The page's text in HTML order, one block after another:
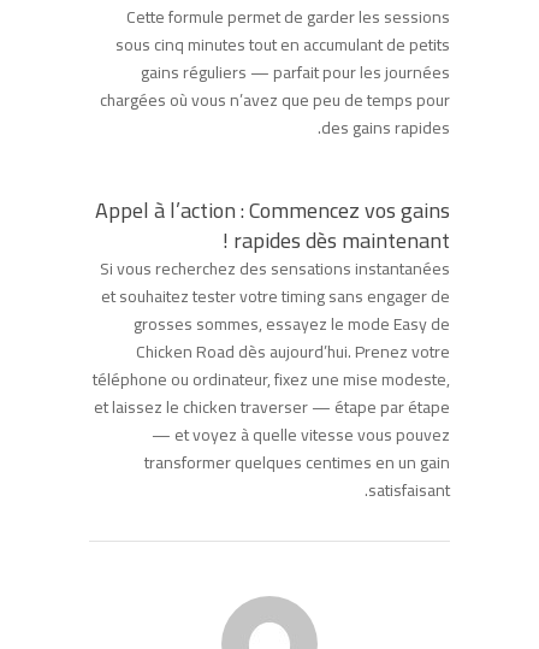
Cette formule permet de garder les sessions
sous cinq minutes tout en accumulant de petits
gains réguliers — parfait pour les journées
chargées où vous n’avez que peu de temps pour
des gains rapides.
Appel à l’action : Commencez vos gains
rapides dès maintenant !
Si vous recherchez des sensations instantanées
et souhaitez tester votre timing sans engager de
grosses sommes, essayez le mode Easy de
Chicken Road dès aujourd’hui. Prenez votre
téléphone ou ordinateur, fixez une mise modeste,
et laissez le chicken traverser — étape par étape
— et voyez à quelle vitesse vous pouvez
transformer quelques centimes en un gain
satisfaisant.